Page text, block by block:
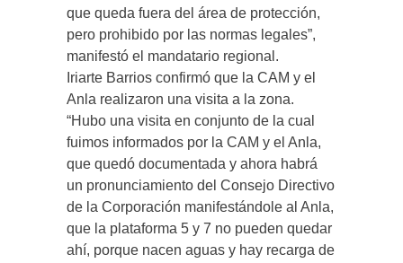
que queda fuera del área de protección,
pero prohibido por las normas legales”,
manifestó el mandatario regional.
Iriarte Barrios confirmó que la CAM y el
Anla realizaron una visita a la zona.
“Hubo una visita en conjunto de la cual
fuimos informados por la CAM y el Anla,
que quedó documentada y ahora habrá
un pronunciamiento del Consejo Directivo
de la Corporación manifestándole al Anla,
que la plataforma 5 y 7 no pueden quedar
ahí, porque nacen aguas y hay recarga de